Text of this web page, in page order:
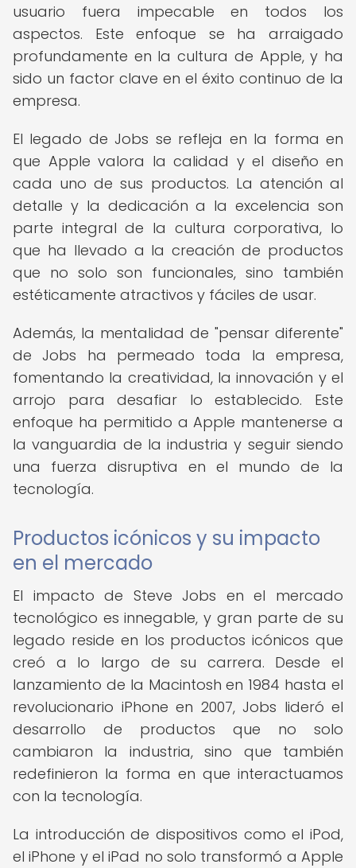
usuario fuera impecable en todos los
aspectos. Este enfoque se ha arraigado
profundamente en la cultura de Apple, y ha
sido un factor clave en el éxito continuo de la
empresa.
El legado de Jobs se refleja en la forma en
que Apple valora la calidad y el diseño en
cada uno de sus productos. La atención al
detalle y la dedicación a la excelencia son
parte integral de la cultura corporativa, lo
que ha llevado a la creación de productos
que no solo son funcionales, sino también
estéticamente atractivos y fáciles de usar.
Además, la mentalidad de "pensar diferente"
de Jobs ha permeado toda la empresa,
fomentando la creatividad, la innovación y el
arrojo para desafiar lo establecido. Este
enfoque ha permitido a Apple mantenerse a
la vanguardia de la industria y seguir siendo
una fuerza disruptiva en el mundo de la
tecnología.
Productos icónicos y su impacto
en el mercado
El impacto de Steve Jobs en el mercado
tecnológico es innegable, y gran parte de su
legado reside en los productos icónicos que
creó a lo largo de su carrera. Desde el
lanzamiento de la Macintosh en 1984 hasta el
revolucionario iPhone en 2007, Jobs lideró el
desarrollo de productos que no solo
cambiaron la industria, sino que también
redefinieron la forma en que interactuamos
con la tecnología.
La introducción de dispositivos como el iPod,
el iPhone y el iPad no solo transformó a Apple